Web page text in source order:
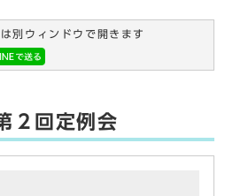
別ウィンドウで開きます
２回定例会